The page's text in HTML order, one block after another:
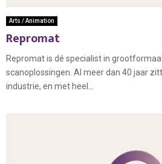
Arts / Animation
Repromat
Repromat is dé specialist in
scanoplossingen. Al meer dan 40 jaar
industrie, en met heel...